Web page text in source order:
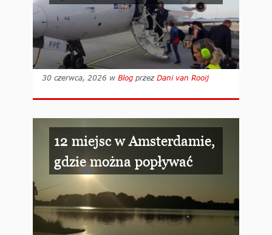
30 czerwca, 2026 w Blog przez Dani van Rooij
12 miejsc w Amsterdamie,
gdzie można popływać